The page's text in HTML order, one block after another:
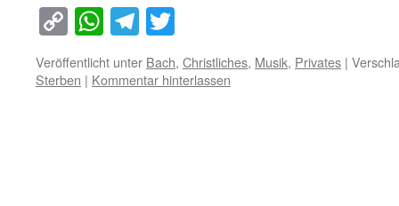
Copy
Link
WhatsApp
Telegram
Veröffentlicht unter Bach, Christliches, Musik, Privates |
Sterben | Kommentar hinterlassen